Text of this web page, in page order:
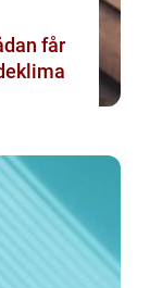
får